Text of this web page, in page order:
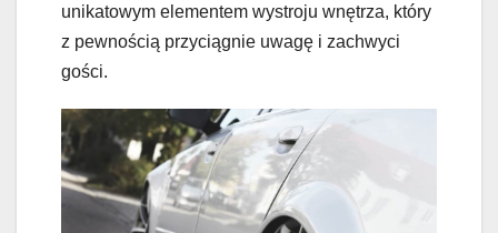
unikatowym elementem wystroju wnętrza, który
z pewnością przyciągnie uwagę i zachwyci
gości.